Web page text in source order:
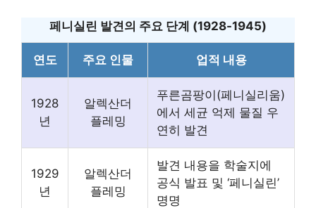
페니실린 발견의 주요 단계 (1928-1945)
연도 주요 인물 업적 내용
1928
년
알렉산더
플레밍
푸른곰팡이(페니실리움)
에서 세균 억제 물질 우
연히 발견
1929
년
알렉산더
플레밍
발견 내용을 학술지에
공식 발표 및 ‘페니실린’
명명